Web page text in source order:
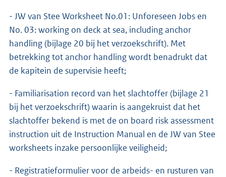
- JW van Stee Worksheet No.01: Unforeseen Jobs en
No. 03: working on deck at sea, including anchor
handling (bijlage 20 bij het verzoekschrift). Met
betrekking tot anchor handling wordt benadrukt dat
de kapitein de supervisie heeft;
- Familiarisation record van het slachtoffer (bijlage 21
bij het verzoekschrift) waarin is aangekruist dat het
slachtoffer bekend is met de on board risk assessment
instruction uit de Instruction Manual en de JW van Stee
worksheets inzake persoonlijke veiligheid;
- Registratieformulier voor de arbeids- en rusturen van